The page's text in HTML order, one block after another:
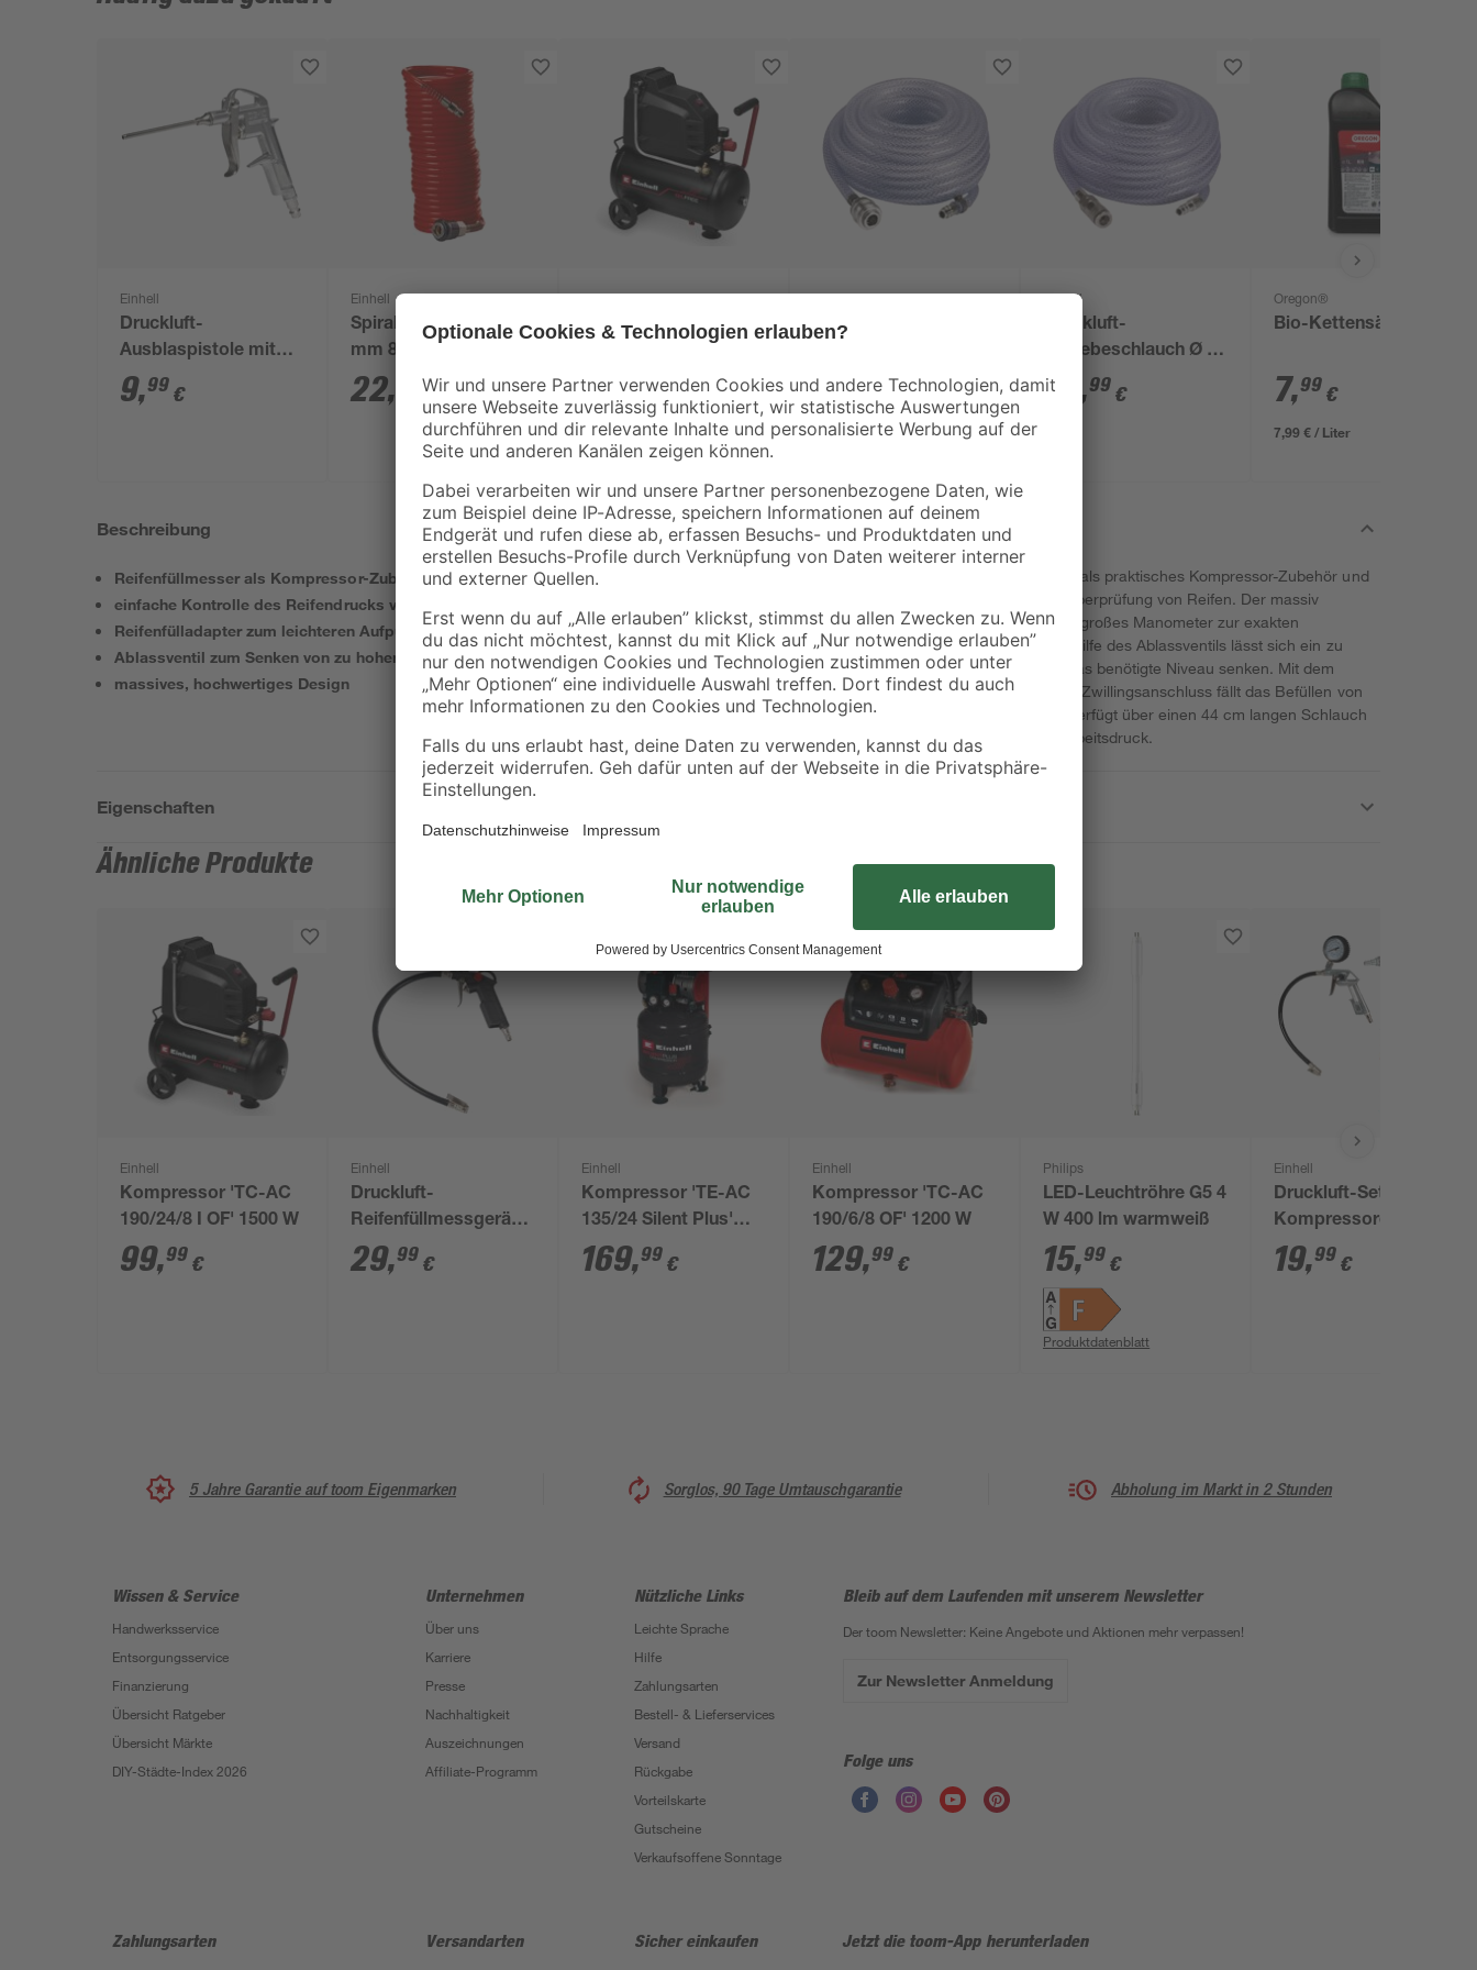
Einhell
Druckluft-
Ausblaspistole mit
Stecknippel
9,99 €
Einhell
Spiralschlauch Ø 6
mm 8 m für
Kompressoren
22, €
Kompressor 'TC-AC
99,99€
Druckluft-
mm 10 m
19,99€
Einhell
Druckluft-
Gewebeschlauch Ø 9
mm 15 m
29 ,99 €
Oregon®
Bio-Kettensägenöl 1 l
7,99 €
7,99 € / Liter
Beschreibung
Reifenfüllmesser als Kompressor-Zubehör
einfache Kontrolle des Reifendrucks via Manometer
Reifenfülladapter zum leichteren Aufpumpen von Reifen
Ablassventil zum Senken von zu hohem Reifendruck
massives, hochwertiges Design
Der Reifenfüllmesser 'Profi' von Einhell dient dir als praktisches Kompressor-Zubehör und
als zuverlässiger Helfer bei der Befüllung und Überprüfung von Reifen. Der massiv
gebaute Reifenfüllmesser verfügt über ein extra großes Manometer zur exakten
Druckkontrolle in den Einheiten bar und psi. Mithilfe des Ablassventils lässt sich ein zu
hoher Reifendruck kontrolliert und präzise auf das benötigte Niveau senken. Mit dem
serienmäßig mitgelieferten Reifenfülladapter mit Zwillingsanschluss fällt das Befüllen von
Autoreifen noch leichter. Der Reifenfüllmesser verfügt über einen 44 cm langen Schlauch
und eignet sich für Aufgaben mit bis zu 8 bar Arbeitsdruck.
Eigenschaften
Ähnliche Produkte
Einhell
Kompressor 'TC-AC
190/24/8 I OF' 1500 W
99,99 €
Einhell
Druckluft-
Reifenfüllmessgerät
digital 13 bar
29,99 €
Einhell
Kompressor 'TE-AC
135/24 Silent Plus'
750 W
169,99 €
Einhell
Kompressor 'TC-AC
190/6/8 OF' 1200 W
129,99 €
Philips
LED-Leuchtröhre G5 4
W 400 lm warmweiß
15,99 €
Produktdatenblatt
Einhell
Druckluft-Set für
Kompressoren 3-
teilig
19,99 €
5 Jahre Garantie auf toom Eigenmarken Sorglos, 90 Tage Umtauschgarantie Abholung im Markt in 2 Stunden
Wissen & Service
Handwerksservice
Entsorgungsservice
Finanzierung
Übersicht Ratgeber
Übersicht Märkte
DIY-Städte-Index 2026
Unternehmen
Über uns
Karriere
Presse
Nachhaltigkeit
Auszeichnungen
Affiliate-Programm
Nützliche Links
Leichte Sprache
Hilfe
Zahlungsarten
Bestell- & Lieferservices
Versand
Rückgabe
Vorteilskarte
Gutscheine
Verkaufsoffene Sonntage
Bleib auf dem Laufenden mit unserem Newsletter
Der toom Newsletter: Keine Angebote und Aktionen mehr verpassen!
Zur Newsletter Anmeldung
Folge uns
Zahlungsarten Versandarten Sicher einkaufen Jetzt die toom-App herunterladen